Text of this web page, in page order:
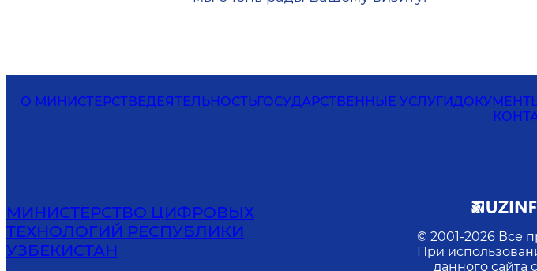
О МИНИСТЕРСТВЕДЕЯТЕЛЬНОСТЬГОСУДАРСТВЕННЫЕ УСЛУГИ
МИНИСТЕРСТВО ЦИФРОВЫХ
ТЕХНОЛОГИЙ РЕСПУБЛИКИ
УЗБЕКИСТАН
© 2001-2026 Все
При
данного сайта